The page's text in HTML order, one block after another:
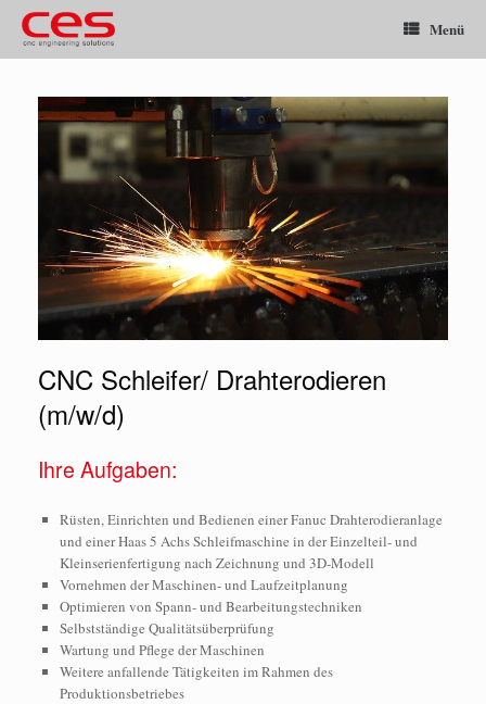
Menü
CNC Schleifer/ Drahterodieren
(m/w/d)
Ihre Aufgaben:
Rüsten, Einrichten und Bedienen einer Fanuc Drahterodieranlage
und einer Haas 5 Achs Schleifmaschine in der Einzelteil- und
Kleinserienfertigung nach Zeichnung und 3D-Modell
Vornehmen der Maschinen- und Laufzeitplanung
Optimieren von Spann- und Bearbeitungstechniken
Selbstständige Qualitätsüberprüfung
Wartung und Pflege der Maschinen
Weitere anfallende Tätigkeiten im Rahmen des
Produktionsbetriebes